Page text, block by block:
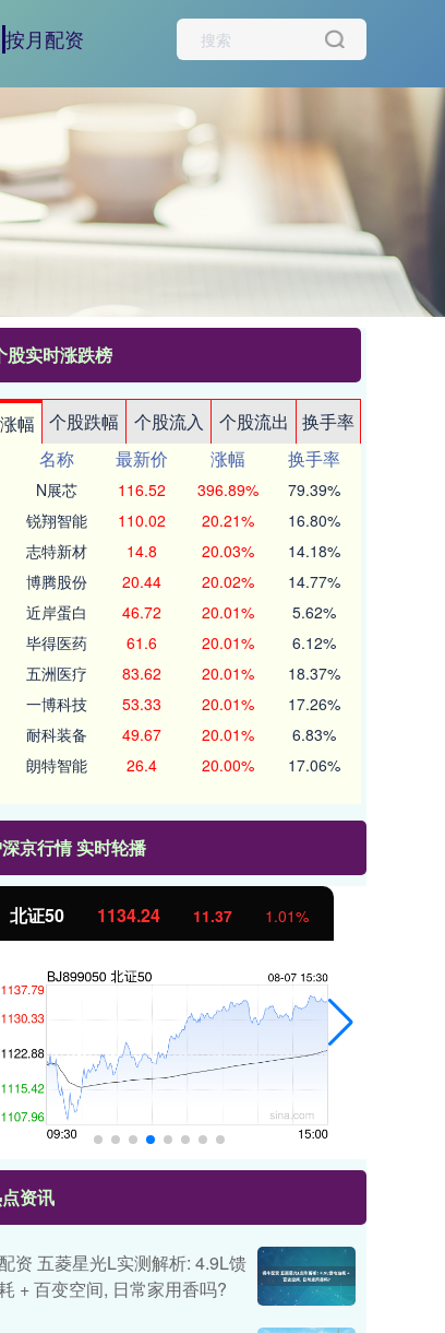
按月配资
股实时涨跌榜
幅 个股跌幅 个股流入 个股流出
换手率
名称 最新价 涨幅
换手率
N展芯 116.52 396.89% 79.39%
锐翔智能 110.02 20.21% 16.80%
志特新材 14.8 20.03% 14.18%
博腾股份 20.44 20.02% 14.77%
近岸蛋白 46.72 20.01% 5.62%
毕得医药 61.6 20.01% 6.12%
五洲医疗 83.62 20.01% 18.37%
一博科技 53.33 20.01% 17.26%
耐科装备 49.67 20.01% 6.83%
朗特智能 26.4 20.00% 17.06%
京行情 实时轮播
北证50 1134.24 11.37 1.01%
资讯
资 五菱星光L实测解析: 4.9L馈
+ 百变空间, 日常家用香吗?